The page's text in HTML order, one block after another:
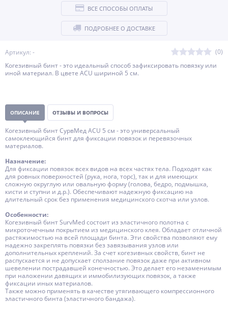
Артикул: -
(0)
Когезивный бинт - это идеальный способ зафиксировать повязку или
иной материал. В цвете ACU шириной 5 см.
ВСЕ СПОСОБЫ ОПЛАТЫ
ПОДРОБНЕЕ О ДОСТАВКЕ
ОПИСАНИЕ ОТЗЫВЫ И ВОПРОСЫ
Когезивный бинт СурвМед ACU 5 см - это универсальный
самоклеющийся бинт для фиксации повязок и перевязочных
материалов.
Назначение:
Для фиксации повязок всех видов на всех частях тела. Подходят как
для ровных поверхностей (рука, нога, торс), так и для имеющих
сложную округлую или овальную форму (голова, бедро, подмышка,
кисти и ступни и д.р.). Обеспечивают надежную фиксацию на
длительный срок без применения медицинского скотча или узлов.
Особенности:
Когезивный бинт SurvMed cостоит из эластичного полотна с
микроточечным покрытием из медицинского клея. Обладает отличной
растяжимостью на всей площади бинта. Эти свойства позволяют ему
надежно закреплять повязки без завязывания узлов или
дополнительных креплений. За счет когезивных свойств, бинт не
распускается и не допускает сползание повязок даже при активном
шевелении пострадавшей конечностью. Это делает его незаменимым
при наложении давящих и иммобилизующих повязок, а также
фиксации иных материалов.
Также можно применять в качестве утягивающего компрессионного
эластичного бинта (эластичного бандажа).